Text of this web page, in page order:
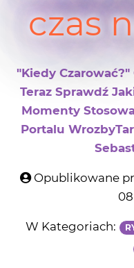
czas
"Kiedy Czarować?"
Teraz Sprawdź
Momenty
Portalu
Opublikowane
W Kategoriach: